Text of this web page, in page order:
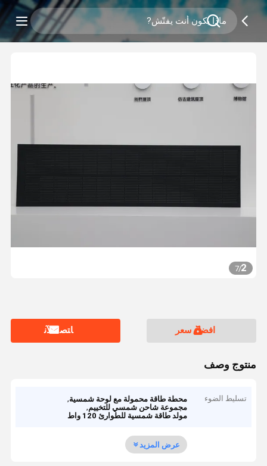
2
/
7
افضل سعر ﺎﺘﺼﻟ ﺍﻶﻧ
منتوج وصف
تسليط الضوء محطة طاقة محمولة مع لوحة شمسية,
مجموعة شاحن شمسي للتخييم,
مولد طاقة شمسية للطوارئ 120 واط
عرض المزيد